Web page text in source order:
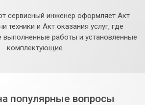
сервисный инженер оформляет Акт
техники и Акт оказания услуг, где
выполненные работы и установленные
комплектующие.
популярные вопросы